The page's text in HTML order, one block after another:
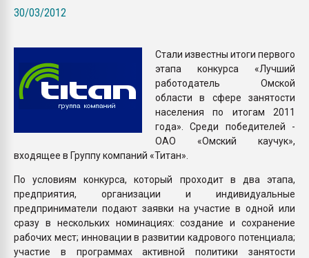
30/03/2012
Стали известны итоги первого
этапа конкурса «Лучший
работодатель Омской
области в сфере занятости
населения по итогам 2011
года». Среди победителей -
ОАО «Омский каучук»,
входящее в Группу компаний «Титан».
По условиям конкурса, который проходит в два этапа,
предприятия, организации и индивидуальные
предприниматели подают заявки на участие в одной или
сразу в нескольких номинациях: создание и сохранение
рабочих мест; инновации в развитии кадрового потенциала;
участие в программах активной политики занятости